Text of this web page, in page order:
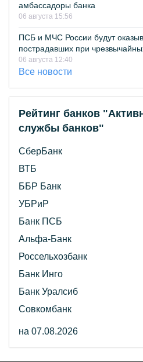
амбассадоры банка
06 августа 15:56
ПСБ и МЧС России будут
пострадавших при
06 августа 12:40
Все новости
Рейтинг банков
службы банков"
СберБанк
ВТБ
ББР Банк
УБРиР
Банк ПСБ
Альфа-Банк
Россельхозбанк
Банк Инго
Банк Уралсиб
Совкомбанк
на 07.08.2026